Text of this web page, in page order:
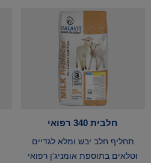
חלבית 340 רפואי
תחליף חלב יבש ומלא לגדיים
וטלאים בתוספת אומניג'ן רפואי